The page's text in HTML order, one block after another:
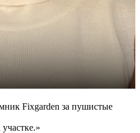
Fixgarden за пушистые